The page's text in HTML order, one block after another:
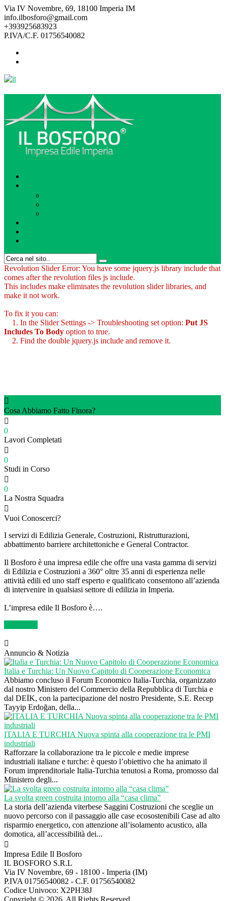
Via IV Novembre, 69, 18100 Imperia IM
info.ilbosforo@gmail.com
+393925683923
P.IVA/C.F. 01756540082
Revolution Slider Error: You have some jquery.js library include that
comes after the revolution files js include.
This includes make eliminates the revolution slider libraries, and
make it not work.
To fix it you can:
1. In the Slider Settings -> Troubleshooting set option: Put JS
Includes To Body option to true.
2. Find the double jquery.js include and remove it.
Cosa Abbiamo Fatto Finora?
0
Lavori Completati
0
Studi in Corso
0
La Nostra Squadra
Vuoi Conoscerci?
I servizi di Edilizia Generale, Costruzioni, Ristrutturazioni,
abbattimento barriere architettoniche e General Contractor.
Il Bosforo è una impresa edile che offre una vasta gamma di servizi
di Edilizia e Costruzioni a 360° oltre 35 anni di esperienza nelle
attività edili ed uno staff esperto e qualificato consentono all’azienda
di intervenire in qualsiasi settore di edilizia in Imperia.
L’impresa edile Il Bosforo è….
Annuncio & Notizia
Italia e Turchia: Un Nuovo Capitolo di Cooperazione Economica
Abbiamo concluso il Forum Economico Italia-Turchia, organizzato
dal nostro Ministero del Commercio della Repubblica di Turchia e
dal DEİK, con la partecipazione del nostro Presidente, S.E. Recep
Tayyip Erdoğan, della...
ITALIA E TURCHIA Nuova spinta alla cooperazione tra le PMI
industriali
Rafforzare la collaborazione tra le piccole e medie imprese
industriali italiane e turche: è questo l’obiettivo che ha animato il
Forum imprenditoriale Italia-Turchia tenutosi a Roma, promosso dal
Ministero degli...
La svolta green costruita intorno alla “casa clima”
La storia dell’azienda viterbese Saggini Costruzioni che sceglie un
nuovo percorso con il passaggio alle case ecosostenibili Case ad alto
risparmio energetico, con attenzione all’isolamento acustico, alla
domotica, all’accessibilità dei...
Impresa Edile Il Bosforo
IL BOSFORO S.R.L
Via IV Novembre, 69 - 18100 - Imperia (IM)
P.IVA 01756540082 - C.F. 01756540082
Codice Univoco: X2PH38J
Copyright © 2026. All Rights Reserved.